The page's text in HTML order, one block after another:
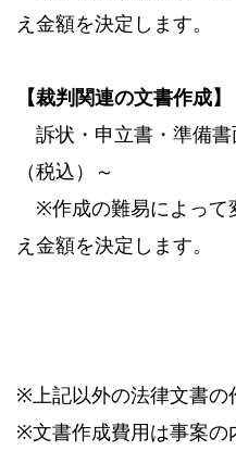
え金額を決定します。
【裁判関連の文書作成】
訴状・申立書・準備
（税込）～
※作成の難易によって
え金額を決定します。
※上記以外の法律文書の
※文書作成費用は事案の